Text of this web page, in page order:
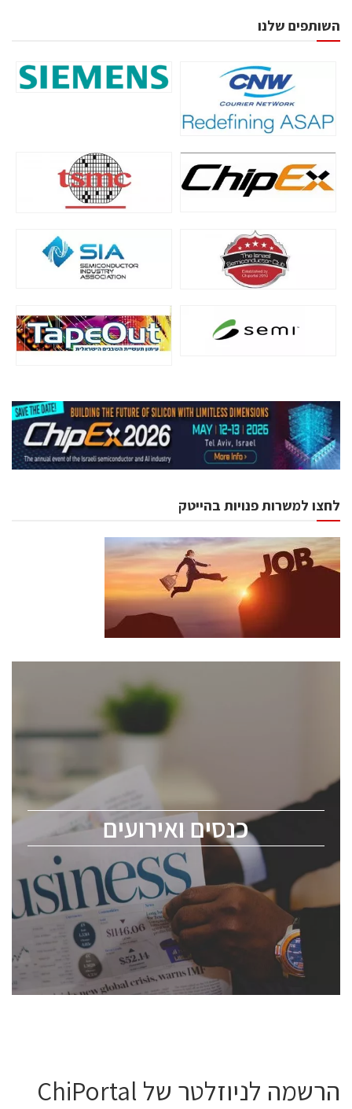
השותפים שלנו
לחצו למשרות פנויות בהייטק
כנסים ואירועים
כנסים ואירועים
לכל העוסקים בתעשיית הסמיקונדקטור כולל מהנדסים,
ChipEx2026 will be held on May 12-13, 2026. The
conference is intended for everyone involved in the
semiconductor industry, including engineers,
professional experts, and senior executives.
לחץ לפרטים
הרשמה לניוזלטר של ChiPortal